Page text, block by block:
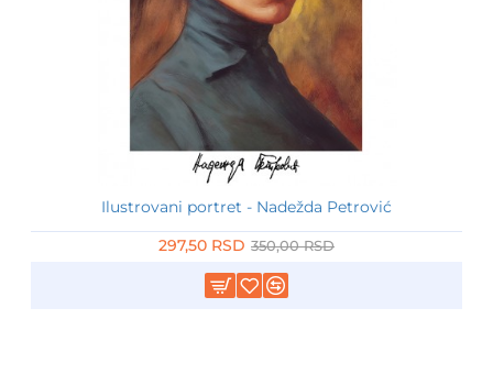
Ilustrovani portret - Nadežda Petrović
297,50 RSD 350,00 RSD